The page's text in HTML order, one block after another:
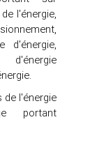
l'énergie,
d'énergie,
d'énergie
l'énergie
portant